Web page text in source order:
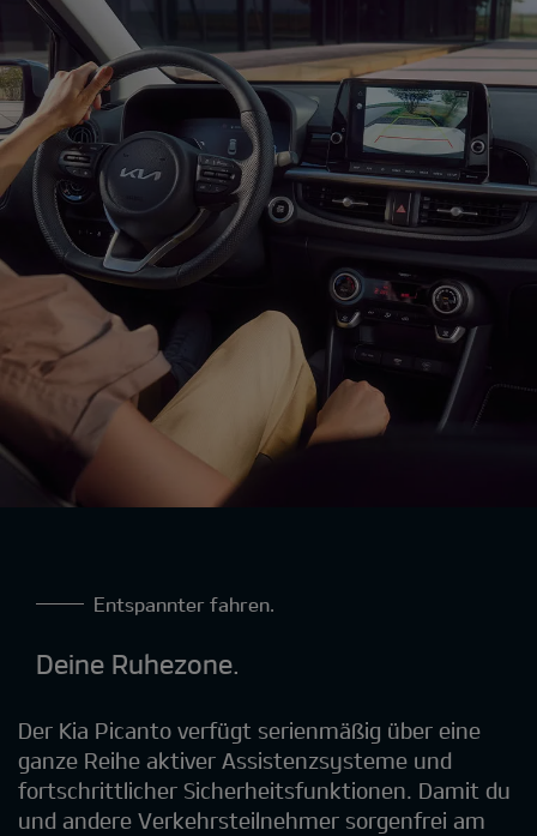
Entspannter fahren.
Deine Ruhezone.
Der Kia Picanto verfügt serienmäßig über eine
ganze Reihe aktiver Assistenzsysteme und
fortschrittlicher Sicherheitsfunktionen. Damit du
und andere Verkehrsteilnehmer sorgenfrei am